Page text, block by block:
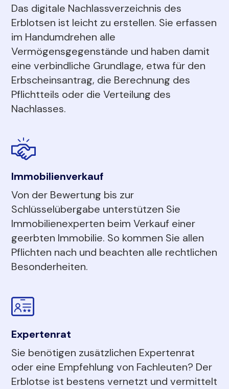
Das digitale Nachlassverzeichnis des
Erblotsen ist leicht zu erstellen. Sie erfassen
im Handumdrehen alle
Vermögensgegenstände und haben damit
eine verbindliche Grundlage, etwa für den
Erbscheinsantrag, die Berechnung des
Pflichtteils oder die Verteilung des
Nachlasses.
Immobilienverkauf
Von der Bewertung bis zur
Schlüsselübergabe unterstützen Sie
Immobilienexperten beim Verkauf einer
geerbten Immobilie. So kommen Sie allen
Pflichten nach und beachten alle rechtlichen
Besonderheiten.
Expertenrat
Sie benötigen zusätzlichen Expertenrat
oder eine Empfehlung von Fachleuten? Der
Erblotse ist bestens vernetzt und vermittelt